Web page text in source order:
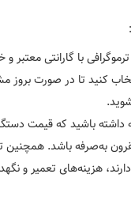
با گارانتی معتبر
کنید تا در صورت بروز
داشته باشید که قیمت
به‌صرفه باشد. همچنین
دارند، هزینه‌های تعمیر و